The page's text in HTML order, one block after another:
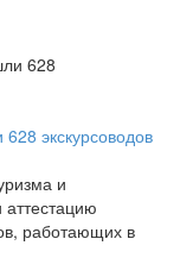
экскурсоводов
и
работающих в